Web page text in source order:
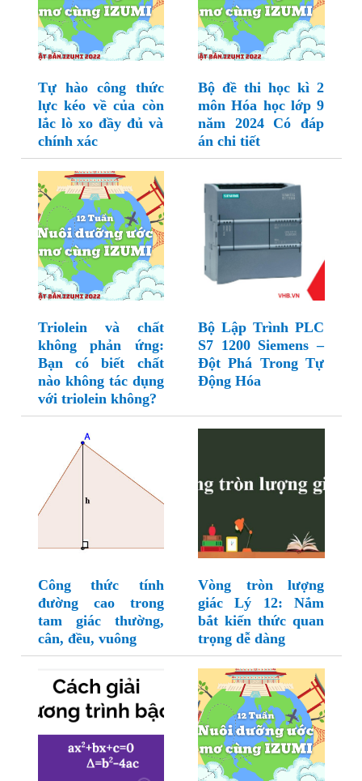
Tự hào công thức
lực kéo về của còn
lắc lò xo đầy đủ và
chính xác
Bộ đề thi học kì 2
môn Hóa học lớp 9
năm 2024 Có đáp
án chi tiết
Triolein và chất
không phản ứng:
Bạn có biết chất
nào không tác dụng
với triolein không?
Bộ Lập Trình PLC
S7 1200 Siemens –
Đột Phá Trong Tự
Động Hóa
Công thức tính
đường cao trong
tam giác thường,
cân, đều, vuông
Vòng tròn lượng
giác Lý 12: Nắm
bắt kiến thức quan
trọng dễ dàng